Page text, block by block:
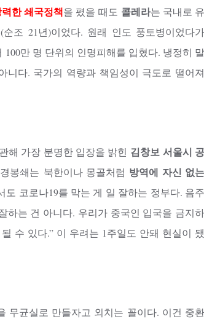
한 쇄국정책을 폈을 때도 콜레라는 국내로 유
조 21년)이었다. 원래 인도 풍토병이었다가
만 명 단위의 인명피해를 입혔다. 냉정히 말
니다. 국가의 역량과 책임성이 극도로 떨어져
해 가장 분명한 입장을 밝힌 김창보 서울시 공
봉쇄는 북한이나 몽골처럼 방역에 자신 없는
도 코로나19를 막는 게 일 잘하는 정부다. 음주
하는 건 아니다. 우리가 중국인 입국을 금지하
수 있다.” 이 우려는 1주일도 안돼 현실이 됐
무균실로 만들자고 외치는 꼴이다. 이건 중환